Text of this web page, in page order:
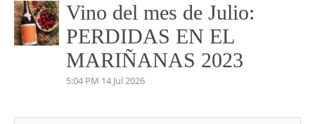
Vino del mes de Julio:
PERDIDAS EN EL
MARIÑANAS 2023
5:04 PM 14 Jul 2026